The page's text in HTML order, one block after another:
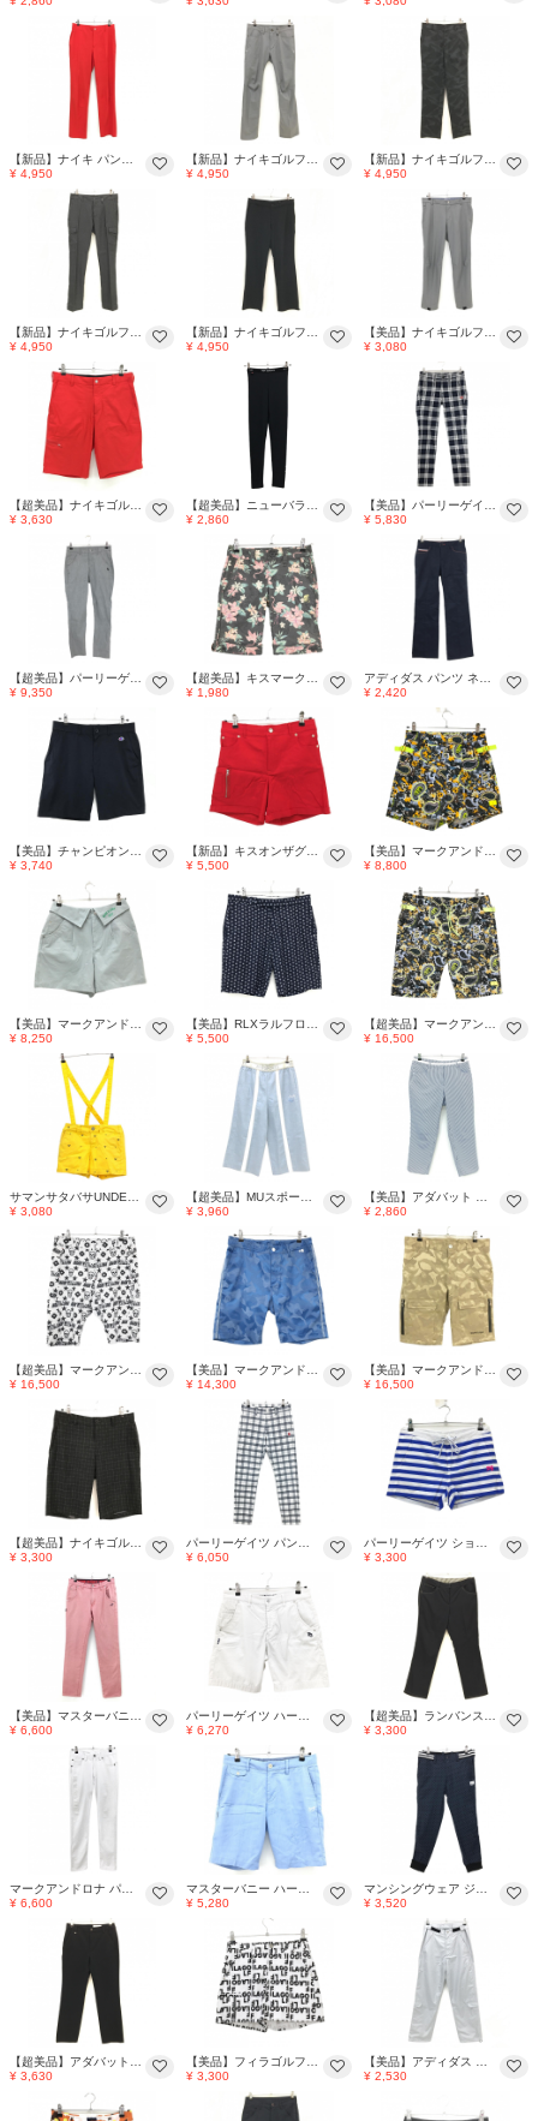
【新品】ナイキ パンツ レッド タイガーウッズ ストレッチ メンズ L ゴルフウェア NIKE
¥ 4,950
【新品】ナイキゴルフ パンツ グレー 裾裏地付 メンズ 32 ゴルフウェア NIKE
¥ 4,950
【新品】ナイキゴルフ パンツ 黒 総柄地模様 メンズ L ゴルフウェア NIKE
¥ 4,950
【新品】ナイキゴルフ カーゴパンツ ダークグレー系 STAYWARM メンズ XL ゴルフウェア NIKE
¥ 4,950
【新品】ナイキゴルフ パンツ 黒 DRI-FIT シンプル メンズ L ゴルフウェア NIKE
¥ 4,950
【美品】ナイキゴルフ パンツ グレー ストレッチ DRI-FIT 裾ボタン メンズ XL ゴルフウェア NIKE
¥ 3,080
【超美品】ナイキゴルフ ハーフパンツ レッド ストライプ地模様 タイガーウッズ ストレッチ メンズ L ゴルフウェア NIKE
¥ 3,630
【超美品】ニューバランス レギンスパンツ 黒×シルバー ロゴプリント ストレッチ レディース FR ゴルフウェア New Balance
¥ 2,860
【美品】パーリーゲイツ パンツ ネイビー×白 チェック ストレッチ レディース 0(S) ゴルフウェア PEARLY GATES
¥ 5,830
【超美品】パーリーゲイツ パンツ グレー ストレッチ ニコちゃん レディース 0(S) ゴルフウェア 2024年モデル PEARLY GATES
¥ 9,350
【超美品】キスマーク ハーフパンツ グレー×ライトピンク 花柄 フラミンゴ レディース 5 ゴルフウェア kissmark
¥ 1,980
アディダス パンツ ネイビー 無地 ポケット口ステッチ ロゴ刺しゅう レディース S/P ゴルフウェア adidas
¥ 2,420
【美品】チャンピオン ハーフパンツ ダークネイビー シンプル ロゴワッペン ストレッチ メンズ LARGE ゴルフウェア Champion
¥ 3,740
【新品】キスオンザグリーン ショートパンツ レッド ストレッチ 裏地付 レディース 3(L) ゴルフウェア kiss on the green
¥ 5,500
【美品】マークアンドロナ ショートパンツ 白×グレー系×オレンジ 総柄 サッカー生地 レディース 38(M) ゴルフウェア MARK＆LONA
¥ 8,800
【美品】マークアンドロナ ショートパンツ ライトグレー×グリーン 後ろポケットロゴ刺しゅう レディース 38(M) ゴルフウェア MARK＆LONA
¥ 8,250
【美品】RLXラルフローレン ハーフパンツ ネイビー×白 総柄 バックロゴ メンズ 30 ゴルフウェア Ralph Lauren
¥ 5,500
【超美品】マークアンドロナ ハーフパンツ グレー×白×オレンジ系 総柄 ウエストゴム メンズ 50(XL) ゴルフウェア MARK＆LONA
¥ 16,500
サマンサタバサUNDER25 ショートパンツ イエロー×ネイビー クマ柄 サスペンダー付き レディース M ゴルフウェア Samantha Thavasa
¥ 3,080
【超美品】MUスポーツ 七分丈ワイドパンツ ライトブルー×白 フロントライン レディース 44(XL) ゴルフウェア M・U SPORTS
¥ 3,960
【美品】アダバット パンツ 白×ネイビー ストライプ サッカー生地 ウエストテープライン レディース 40(L) ゴルフウェア adabat
¥ 2,860
【超美品】マークアンドロナ ハーフパンツ 白×黒 総柄 裏地付 メンズ 48(L) ゴルフウェア MARK＆LONA
¥ 16,500
【美品】マークアンドロナ ハーフパンツ ブルー系 カモフラ 迷彩 メンズ 48(L) ゴルフウェア MARK＆LONA
¥ 14,300
【美品】マークアンドロナ ハーフパンツ ベージュ×ゴールド系 カモフラ 迷彩 メンズ 50(XL) ゴルフウェア MARK＆LONA
¥ 16,500
【超美品】ナイキゴルフ ハーフパンツ 黒×ライトグレー 格子柄 DRI-FIT メンズ 32 L ゴルフウェア NIKE
¥ 3,300
パーリーゲイツ パンツ 白×ダークネイビー チェック ロゴレッド メンズ 3(S) ゴルフウェア PEARLY GATES
¥ 6,050
パーリーゲイツ ショートパンツ 白×ブルー ボーダー ウエスト調節紐 Lemar レディース 1(M) ゴルフウェア PEARLY GATES
¥ 3,300
【美品】マスターバニー パンツ 杢レッド系 ストレッチ ロゴネイビー メンズ 3(S) ゴルフウェア MASTER BUNNY EDITION
¥ 6,600
パーリーゲイツ ハーフパンツ 白 ポケット口三つ編み イカリ刺しゅう メンズ 3(S) ゴルフウェア PEARLY GATES
¥ 6,270
【超美品】ランバンスポール パンツ 黒×グレー ステッチ バックロゴ レディース 40(L) ゴルフウェア LANVIN SPORT
¥ 3,300
マークアンドロナ パンツ 白 立体ロゴ 凹凸生地 ストレッチ メンズ 44(S) ゴルフウェア MARK＆LONA
¥ 6,600
マスターバニー ハーフパンツ ライトブルー メンズ 3(S) ゴルフウェア MASTER BUNNY EDITION
¥ 5,280
マンシングウェア ジョガーパンツ 黒×グレー ロゴ総柄 メンズ 79 ゴルフウェア Munsingwear
¥ 3,520
【超美品】アダバット パンツ 黒 シンプル 背面刺しゅう レディース 38(M) ゴルフウェア adabat
¥ 3,630
【美品】フィラゴルフ ショートパンツ 白×黒 ロゴ総柄 裏地付 レディース S ゴルフウェア FILA GOLF
¥ 3,300
【美品】アディダス パンツ グレー ブロックチェック地模様 ロゴ刺しゅう 裾ドローコード レディース XS ゴルフウェア adidas
¥ 2,530